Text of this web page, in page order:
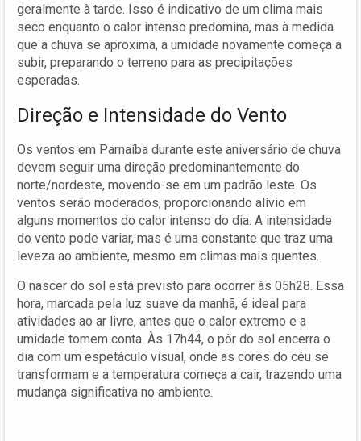
geralmente à tarde. Isso é indicativo de um clima mais
seco enquanto o calor intenso predomina, mas à medida
que a chuva se aproxima, a umidade novamente começa a
subir, preparando o terreno para as precipitações
esperadas.
Direção e Intensidade do Vento
Os ventos em Parnaíba durante este aniversário de chuva
devem seguir uma direção predominantemente do
norte/nordeste, movendo-se em um padrão leste. Os
ventos serão moderados, proporcionando alívio em
alguns momentos do calor intenso do dia. A intensidade
do vento pode variar, mas é uma constante que traz uma
leveza ao ambiente, mesmo em climas mais quentes.
O nascer do sol está previsto para ocorrer às 05h28. Essa
hora, marcada pela luz suave da manhã, é ideal para
atividades ao ar livre, antes que o calor extremo e a
umidade tomem conta. Às 17h44, o pôr do sol encerra o
dia com um espetáculo visual, onde as cores do céu se
transformam e a temperatura começa a cair, trazendo uma
mudança significativa no ambiente.